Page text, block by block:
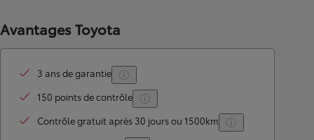
Avantages Toyota
3 ans de garantie
150 points de contrôle
Contrôle gratuit après 30 jours ou 1500km